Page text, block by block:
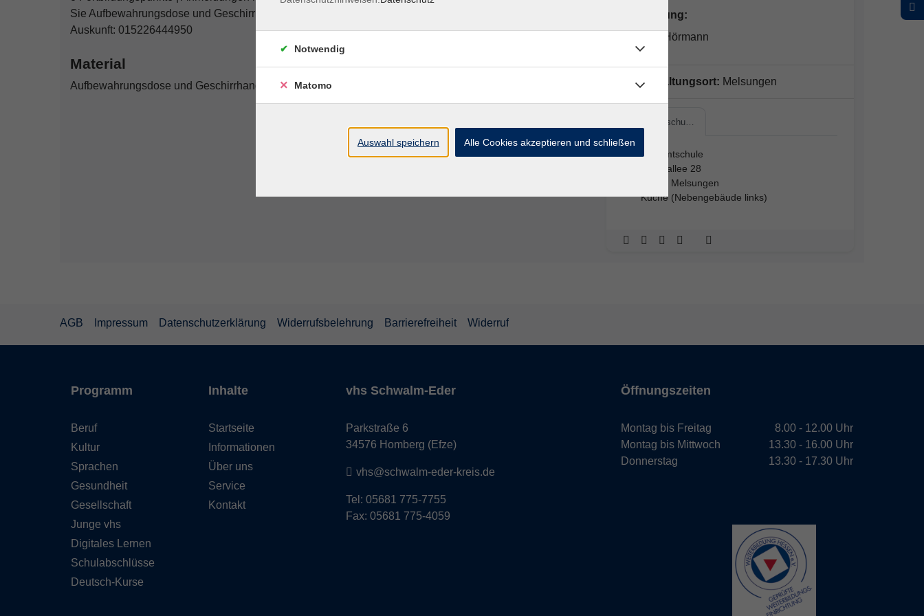
Sie Aufbewahrungsdose und Geschirrhandtuch mit.
Auskunft: 015226444950
Material
Aufbewahrungsdose und Geschirrhandtuch
Kursleitung:
Pamela Hörmann
Veranstaltungsort: Melsungen
Gesamtschu…
Gesamtschule
Dreuxallee 28
34212 Melsungen
Küche (Nebengebäude links)
AGB Impressum Datenschutzerklärung Widerrufsbelehrung Barrierefreiheit Widerruf
Programm
Beruf
Kultur
Sprachen
Gesundheit
Gesellschaft
Junge vhs
Digitales Lernen
Schulabschlüsse
Deutsch-Kurse
Inhalte
Startseite
Informationen
Über uns
Service
Kontakt
vhs Schwalm-Eder
Parkstraße 6
34576 Homberg (Efze)
vhs@schwalm-eder-kreis.de
Tel: 05681 775-7755
Fax: 05681 775-4059
Öffnungszeiten
Montag bis Freitag
Montag bis Mittwoch
Donnerstag
8.00 - 12.00 Uhr
13.30 - 16.00 Uhr
13.30 - 17.30 Uhr
Notwendig
Matomo
Auswahl speichern Alle Cookies akzeptieren und schließen